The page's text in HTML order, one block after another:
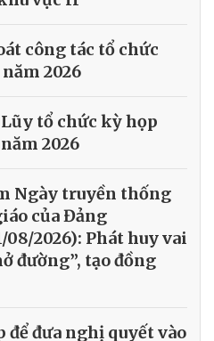
công tác tổ chức
2026
tổ chức kỳ họp
2026
Ngày truyền thống
của Đảng
08/2026): Phát huy vai
đường”, tạo đồng
đưa nghị quyết vào